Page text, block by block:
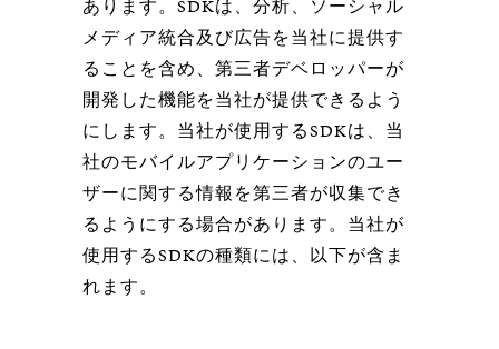
あります。SDKは、分析、ソーシャル
メディア統合及び広告を当社に提供す
ることを含め、第三者デベロッパーが
開発した機能を当社が提供できるよう
にします。当社が使用するSDKは、当
社のモバイルアプリケーションのユー
ザーに関する情報を第三者が収集でき
るようにする場合があります。当社が
使用するSDKの種類には、以下が含ま
れます。